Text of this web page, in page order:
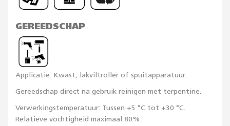
GEREEDSCHAP
Applicatie: Kwast, lakviltroller of spuitapparatuur.
Gereedschap direct na gebruik reinigen met terpentine.
Verwerkingstemperatuur: Tussen +5 °C tot +30 °C.
Relatieve vochtigheid maximaal 80%.